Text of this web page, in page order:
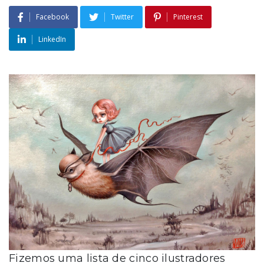
Facebook Twitter Pinterest
LinkedIn
Fizemos uma lista de cinco ilustradores